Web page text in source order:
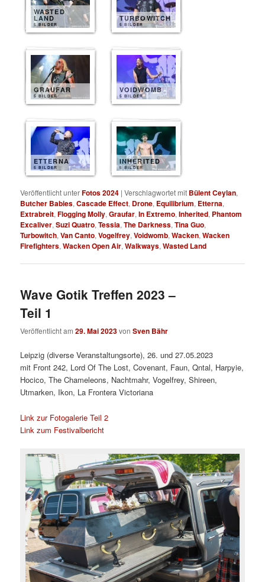
WASTED
LAND
5 BILDER
TURBOWITCH
5 BILDER
GRAUFAR
5 BILDER
VOIDWOMB
5 BILDER
ETTERNA
5 BILDER
INHERITED
5 BILDER
Veröffentlicht unterFotos 2024 |Verschlagwortet mit Bülent Ceylan,
Butcher Babies,Cascade Effect, Drone, Equilibrium, Etterna,
Extrabreit,Flogging Molly,Graufar,In Extremo,Inherited, Phantom
Excaliver,Suzi Quatro,Tessia,The Darkness,Tina Guo,
Turbowitch,Van Canto,Vogelfrey,Voidwomb,Wacken,Wacken
Firefighters,Wacken Open Air,Walkways,Wasted Land
Wave Gotik Treffen 2023 –
Teil 1
Veröffentlicht am29. Mai 2023vonSven Bähr
Leipzig (diverse Veranstaltungsorte), 26. und 27.05.2023
mit Front 242, Lord Of The Lost, Covenant, Faun, Qntal, Harpyie,
Hocico, The Chameleons, Nachtmahr, Vogelfrey, Shireen,
Utmarken, Ikon, La Frontera Victoriana
Link zur Fotogalerie Teil 2
Link zum Festivalbericht